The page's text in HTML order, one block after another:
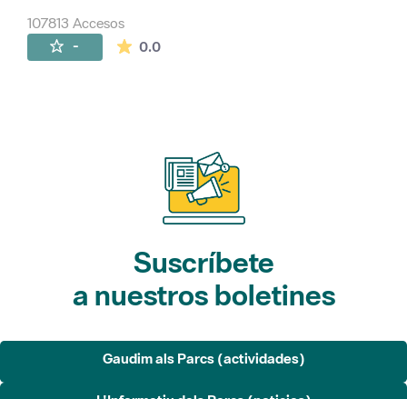
107813 Accesos
- 0.0La valoración media es de 0 estrellas de
Suscríbete
a nuestros boletines
Gaudim als Parcs (actividades)